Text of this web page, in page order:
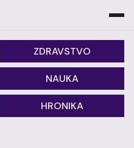
ZDRAVSTVO
NAUKA
HRONIKA